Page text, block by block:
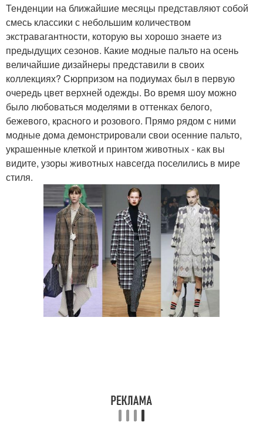
Тенденции на ближайшие месяцы представляют собой
смесь классики с небольшим количеством
экстравагантности, которую вы хорошо знаете из
предыдущих сезонов. Какие модные пальто на осень
величайшие дизайнеры представили в своих
коллекциях? Сюрпризом на подиумах был в первую
очередь цвет верхней одежды. Во время шоу можно
было любоваться моделями в оттенках белого,
бежевого, красного и розового. Прямо рядом с ними
модные дома демонстрировали свои осенние пальто,
украшенные клеткой и принтом животных - как вы
видите, узоры животных навсегда поселились в мире
стиля.